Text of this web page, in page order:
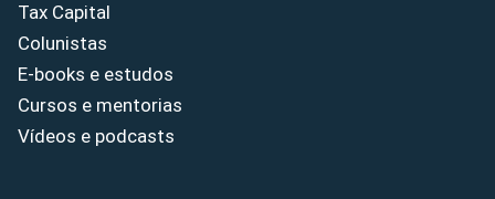
Tax Capital
Colunistas
E-books e estudos
Cursos e mentorias
Vídeos e podcasts